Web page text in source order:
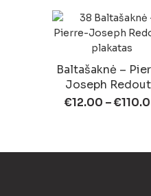
Baltašaknė –
Joseph
€12.00 –€